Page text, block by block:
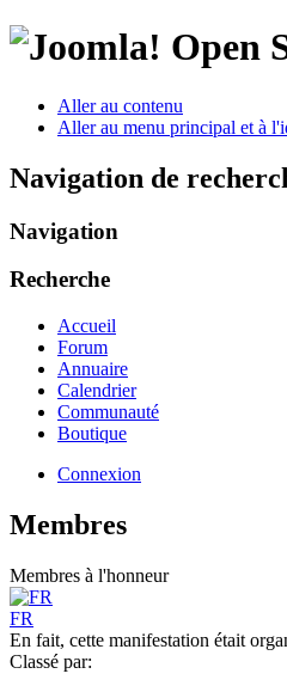
Open
Aller au contenu
Aller au menu principal et à
Navigation de
Navigation
Recherche
Accueil
Forum
Annuaire
Calendrier
Communauté
Boutique
Connexion
Membres
Membres à l'honneur
FR
En fait, cette manifestation était
Classé par: